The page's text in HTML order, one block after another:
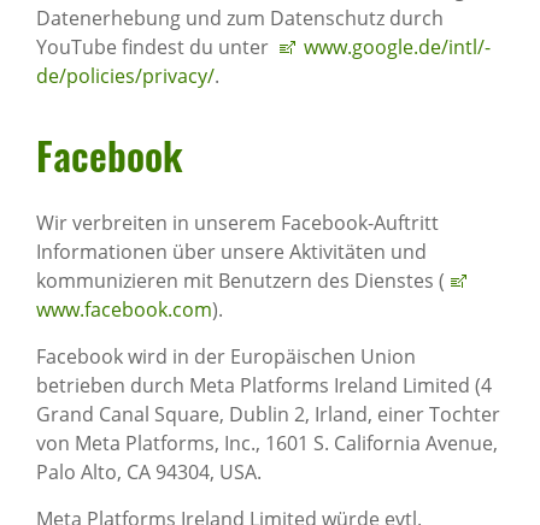
Datenerhebung und zum Datenschutz durch
YouTube findest du unter
www.google.de/intl/­
de/policies/privacy/.
Face­book
Wir verbreiten in unserem Facebook-Auftritt
Informationen über unsere Aktivitäten und
kommunizieren mit Benutzern des Dienstes (
www.facebook.com).
Facebook wird in der Europäischen Union
betrieben durch Meta Platforms Ireland Limited (4
Grand Canal Square, Dublin 2, Irland, einer Tochter
von Meta Platforms, Inc., 1601 S. California Avenue,
Palo Alto, CA 94304, USA.
Meta Platforms Ireland Limited würde evtl.